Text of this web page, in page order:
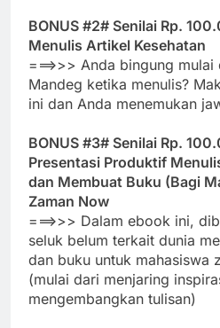
BONUS #2# Senilai Rp.
Menulis Artikel Kesehatan
===>>> Anda bingung
Mandeg ketika menulis?
ini dan Anda menemukan
BONUS #3# Senilai Rp.
Presentasi Produktif
dan Membuat Buku (Bagi
Zaman Now
===>>> Dalam ebook ini,
seluk belum terkait dunia
dan buku untuk mahasiswa
(mulai dari menjaring
mengembangkan tulisan)